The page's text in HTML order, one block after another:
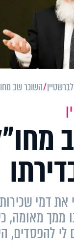
השוכר שב
את דמי
ממך מאומה,
לי להפסדים,